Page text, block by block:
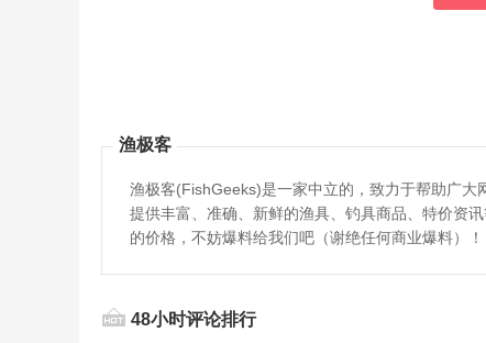
渔极客
渔极客(FishGeeks)是一家中立的，致力于帮助广
提供丰富、准确、新鲜的渔具、钓具商品、特价资
的价格，不妨爆料给我们吧（谢绝任何商业爆料）！
48小时评论排行